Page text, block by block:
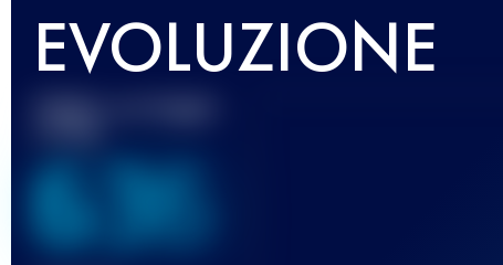
EVOLUZIONE
Miglior punteggio
636